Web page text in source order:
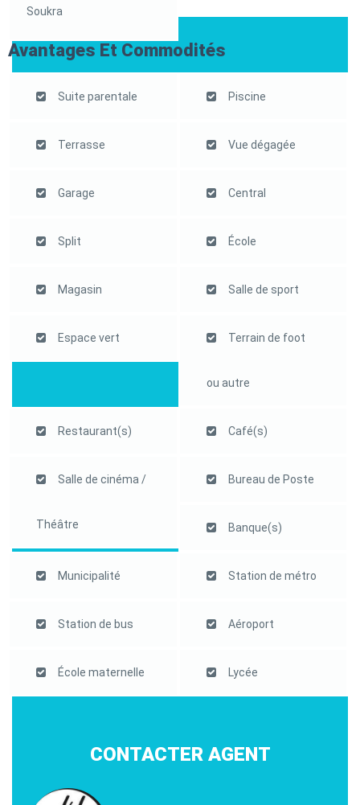
Soukra
Avantages Et Commodités
Suite parentale Piscine
Terrasse Vue dégagée
Garage Central
Split École
Magasin Salle de sport
Espace vert Terrain de foot
ou autre
Restaurant(s) Café(s)
Salle de cinéma /
Théâtre
Bureau de Poste
Banque(s)
Municipalité Station de métro
Station de bus Aéroport
École maternelle Lycée
CONTACTER AGENT